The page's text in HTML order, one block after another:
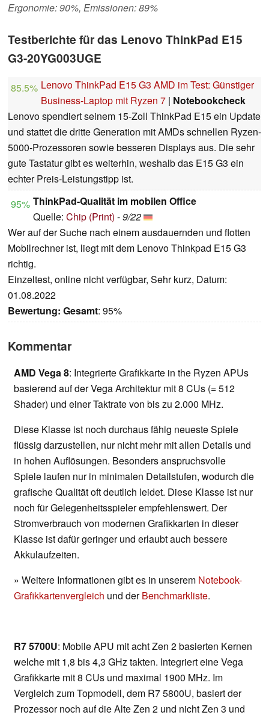
Ergonomie: 90%, Emissionen: 89%
Testberichte für das Lenovo ThinkPad E15
G3-20YG003UGE
85.5% Lenovo ThinkPad E15 G3 AMD im Test: Günstiger
Business-Laptop mit Ryzen 7 | Notebookcheck
Lenovo spendiert seinem 15-Zoll ThinkPad E15 ein Update
und stattet die dritte Generation mit AMDs schnellen Ryzen-
5000-Prozessoren sowie besseren Displays aus. Die sehr
gute Tastatur gibt es weiterhin, weshalb das E15 G3 ein
echter Preis-Leistungstipp ist.
95% ThinkPad-Qualität im mobilen Office
Quelle: Chip (Print) -9/22
Wer auf der Suche nach einem ausdauernden und flotten
Mobilrechner ist, liegt mit dem Lenovo Thinkpad E15 G3
richtig.
Einzeltest, online nicht verfügbar, Sehr kurz, Datum:
01.08.2022
Bewertung: Gesamt: 95%
Kommentar
AMD Vega 8: Integrierte Grafikkarte in the Ryzen APUs
basierend auf der Vega Architektur mit 8 CUs (= 512
Shader) und einer Taktrate von bis zu 2.000 MHz.
Diese Klasse ist noch durchaus fähig neueste Spiele
flüssig darzustellen, nur nicht mehr mit allen Details und
in hohen Auflösungen. Besonders anspruchsvolle
Spiele laufen nur in minimalen Detailstufen, wodurch die
grafische Qualität oft deutlich leidet. Diese Klasse ist nur
noch für Gelegenheitsspieler empfehlenswert. Der
Stromverbrauch von modernen Grafikkarten in dieser
Klasse ist dafür geringer und erlaubt auch bessere
Akkulaufzeiten.
» Weitere Informationen gibt es in unserem Notebook-
Grafikkartenvergleich und derBenchmarkliste.
R7 5700U: Mobile APU mit acht Zen 2 basierten Kernen
welche mit 1,8 bis 4,3 GHz takten. Integriert eine Vega
Grafikkarte mit 8 CUs und maximal 1900 MHz. Im
Vergleich zum Topmodell, dem R7 5800U, basiert der
Prozessor noch auf die Alte Zen 2 und nicht Zen 3 und